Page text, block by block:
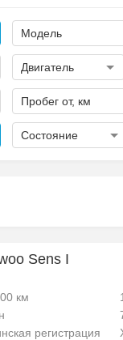
Модель
Двигатель
Пробег от, км
Состояние
Sens I
км
регистрация